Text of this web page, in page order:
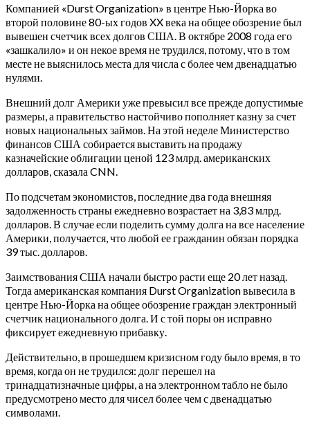
Компанией «Durst Organization» в центре Нью-Йорка во
второй половине 80-ых годов XX века на общее обозрение был
вывешен счетчик всех долгов США. В октябре 2008 года его
«зашкалило» и он некое время не трудился, потому, что в том
месте не выяснилось места для числа с более чем двенадцатью
нулями.
Внешний долг Америки уже превысил все прежде допустимые
размеры, а правительство настойчиво пополняет казну за счет
новых национальных займов. На этой неделе Министерство
финансов США собирается выставить на продажу
казначейские облигации ценой 123 млрд. американских
долларов, сказала CNN.
По подсчетам экономистов, последние два года внешняя
задолженность страны ежедневно возрастает на 3,83 млрд.
долларов. В случае если поделить сумму долга на все население
Америки, получается, что любой ее гражданин обязан порядка
39 тыс. долларов.
Заимствования США начали быстро расти еще 20 лет назад.
Тогда американская компания Durst Organization вывесила в
центре Нью-Йорка на общее обозрение граждан электронный
счетчик национального долга. И с той поры он исправно
фиксирует ежедневную прибавку.
Действительно, в прошедшем кризисном году было время, в то
время, когда он не трудился: долг перешел на
тринадцатизначные цифры, а на электронном табло не было
предусмотрено место для чисел более чем с двенадцатью
символами.